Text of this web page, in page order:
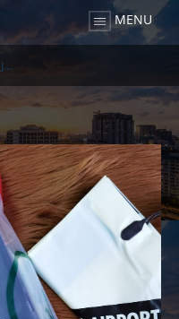
MENU
Rượu JW Blue Label Duty Hàn